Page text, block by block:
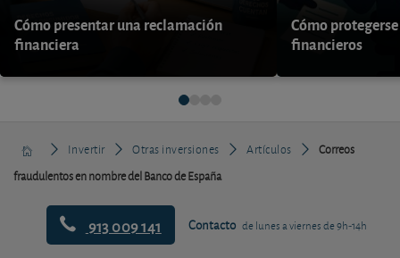
Cómo presentar una reclamación
financiera
Cómo
financieros
Invertir Otras inversiones Artículos
Correos
fraudulentos en nombre del Banco de España
913 009 141 Contacto de lunes a viernes de 9h-14h